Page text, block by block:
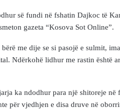
së fundi në fshatin Dajkoc të
gazeta “Kosova Sot Online”.
me dije se si pasojë e sulmit,
Ndërkohë lidhur me rastin është
ka ndodhur para një shitoreje
për vjedhjen e disa druve në